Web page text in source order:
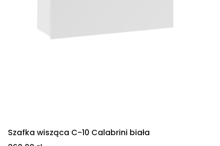
Szafka wisząca C-10 Calabrini biała